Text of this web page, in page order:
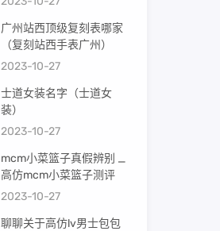
广州站西顶级复刻表哪家
（复刻站西手表广州）
2023-10-27
士道女装名字（士道女
装）
2023-10-27
mcm小菜篮子真假辨别 _
高仿mcm小菜篮子测评
2023-10-27
聊聊关于高仿lv男士包包